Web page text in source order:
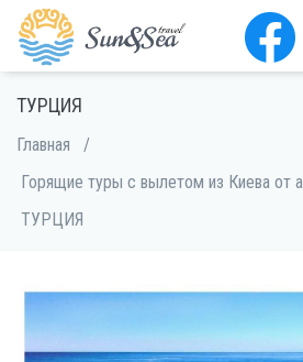
ТУРЦИЯ
Главная
/
Горящие туры с вылетом из Киева от
ТУРЦИЯ